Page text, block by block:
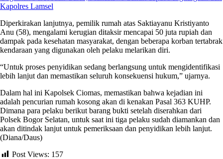
Kapolres Lamsel
Diperkirakan lanjutnya, pemilik rumah atas Saktiayanu Kristiyanto
Anu (58), mengalami kerugian ditaksir mencapai 50 juta rupiah dan
dampak pada kesehatan masyarakat, dengan beberapa korban tertabrak
kendaraan yang digunakan oleh pelaku melarikan diri.
“Untuk proses penyidikan sedang berlangsung untuk mengidentifikasi
lebih lanjut dan memastikan seluruh konsekuensi hukum,” ujarnya.
Dalam hal ini Kapolsek Ciomas, memastikan bahwa kejadian ini
adalah pencurian rumah kosong akan di kenakan Pasal 363 KUHP.
Dimana para pelaku berikut barang bukti setelah diserahkan dari
Polsek Bogor Selatan, untuk saat ini tiga pelaku sudah diamankan dan
akan ditindak lanjut untuk pemeriksaan dan penyidikan lebih lanjut.
(Diana/Daus)
Post Views: 157